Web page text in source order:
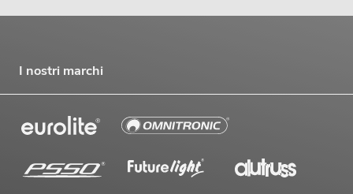
I nostri marchi